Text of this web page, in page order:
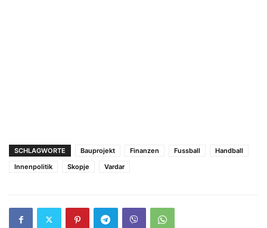
SCHLAGWORTE Bauprojekt Finanzen Fussball
Handball
Innenpolitik
Skopje Vardar